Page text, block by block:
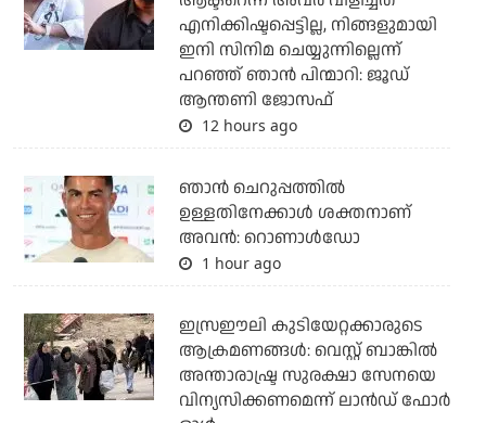
എനിക്കിഷ്ടപ്പെട്ടില്ല, നിങ്ങളുമായി
ഇനി സിനിമ ചെയ്യുന്നില്ലെന്ന്
പറഞ്ഞ് ഞാന്‍ പിന്മാറി: ജൂഡ്
ആന്തണി ജോസഫ്
12 hours ago
ഞാന്‍ ചെറുപ്പത്തില്‍
ഉള്ളതിനേക്കാള്‍ ശക്തനാണ്
അവന്‍: റൊണാള്‍ഡോ
1 hour ago
ഇസ്രഈലി കുടിയേറ്റക്കാരുടെ
ആക്രമണങ്ങള്‍: വെസ്റ്റ് ബാങ്കില്‍
അന്താരാഷ്ട്ര സുരക്ഷാ സേനയെ
വിന്യസിക്കണമെന്ന് ലാന്‍ഡ് ഫോര്‍